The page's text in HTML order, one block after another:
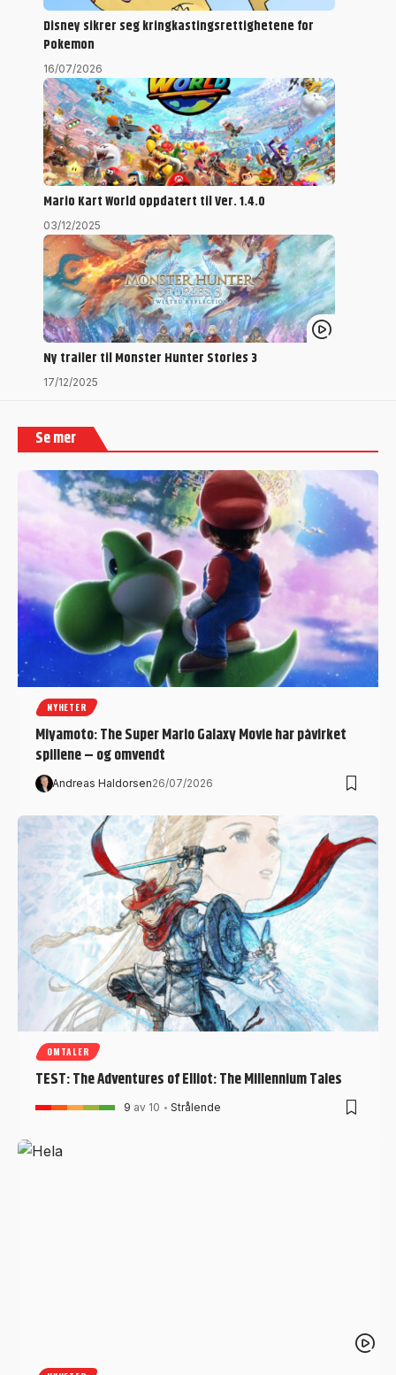
Disney sikrer seg kringkastingsrettighetene for
Pokemon
16/07/2026
Mario Kart World oppdatert til Ver. 1.4.0
03/12/2025
Ny trailer til Monster Hunter Stories 3
17/12/2025
Se mer
NYHETER
Miyamoto: The Super Mario Galaxy Movie har påvirket
spillene – og omvendt
Andreas Haldorsen26/07/2026
OMTALER
TEST: The Adventures of Elliot: The Millennium Tales
9 av 10 Strålende